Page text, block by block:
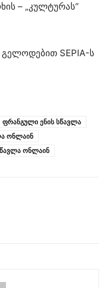
– „კულტურას“
SEPIA-ს
ფრანგული ენის სწავლა
ონლაინ
ონლაინ